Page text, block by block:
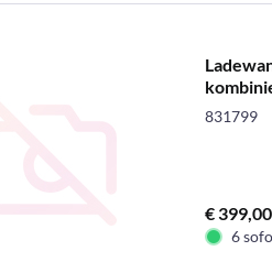
831799
€
6